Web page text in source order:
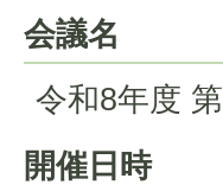
会議名
令和8年度
開催日時